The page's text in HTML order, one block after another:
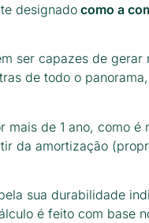
designadocomo a
ser capazes de gerar
de todo o
de 1 ano, como é
da amortização
sua durabilidade
é feito com base